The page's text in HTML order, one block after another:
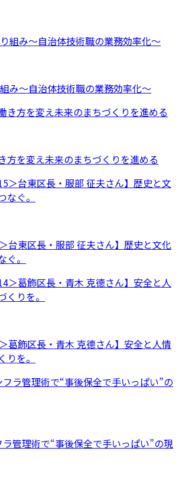
み～自治体技術職の業務効率化～
方を変え未来のまちづくりを進める
台東区長・服部 征夫さん】歴史と文化
。
葛飾区長・青木 克德さん】安全と人情
を。
管理術で“事後保全で手いっぱい”の現